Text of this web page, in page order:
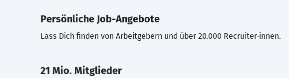
Persönliche Job-Angebote
Lass Dich finden von Arbeitgebern und über 20.000 Recruiter·innen.
21 Mio. Mitglieder